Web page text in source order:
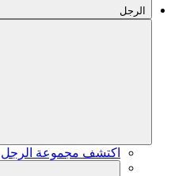
الرجل
اكتشف مجموعة الرجل